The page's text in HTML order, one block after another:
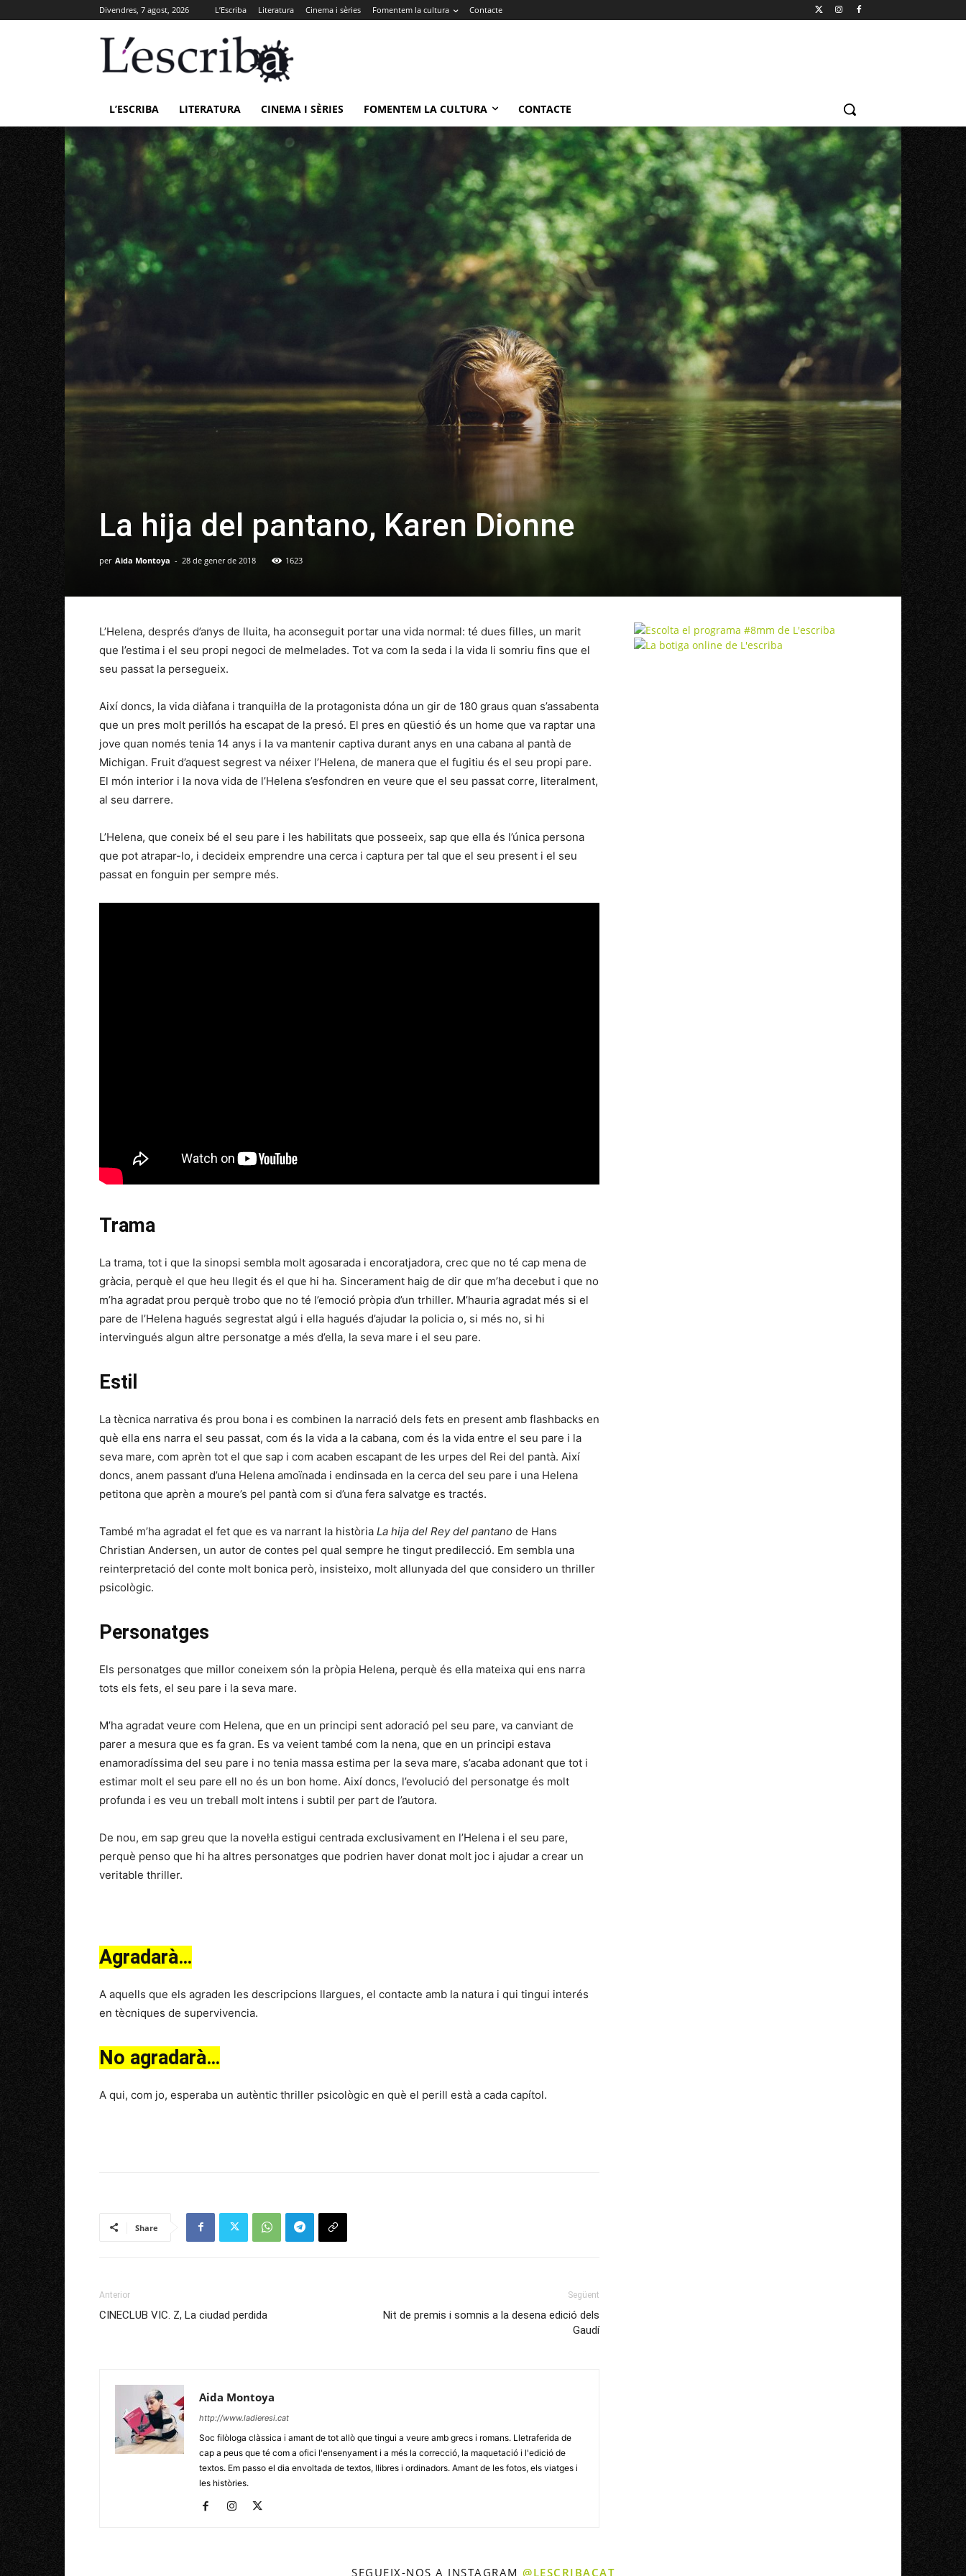
Divendres, 7 agost, 2026 L’Escriba Literatura Cinema i sèries Fomentem la cultura Contacte
L’ESCRIBA LITERATURA CINEMA I SÈRIES FOMENTEM LA CULTURA CONTACTE
La hija del pantano, Karen Dionne
per Aida Montoya - 28 de gener de 2018 1623
L’Helena, després d’anys de lluita, ha aconseguit portar una vida normal: té dues filles, un marit
que l’estima i el seu propi negoci de melmelades. Tot va com la seda i la vida li somriu fins que el
seu passat la persegueix.
Així doncs, la vida diàfana i tranquil·la de la protagonista dóna un gir de 180 graus quan s’assabenta
que un pres molt perillós ha escapat de la presó. El pres en qüestió és un home que va raptar una
jove quan només tenia 14 anys i la va mantenir captiva durant anys en una cabana al pantà de
Michigan. Fruit d’aquest segrest va néixer l’Helena, de manera que el fugitiu és el seu propi pare.
El món interior i la nova vida de l’Helena s’esfondren en veure que el seu passat corre, literalment,
al seu darrere.
L’Helena, que coneix bé el seu pare i les habilitats que posseeix, sap que ella és l’única persona
que pot atrapar-lo, i decideix emprendre una cerca i captura per tal que el seu present i el seu
passat en fonguin per sempre més.
Trama
La trama, tot i que la sinopsi sembla molt agosarada i encoratjadora, crec que no té cap mena de
gràcia, perquè el que heu llegit és el que hi ha. Sincerament haig de dir que m’ha decebut i que no
m’ha agradat prou perquè trobo que no té l’emoció pròpia d’un trhiller. M’hauria agradat més si el
pare de l’Helena hagués segrestat algú i ella hagués d’ajudar la policia o, si més no, si hi
intervingués algun altre personatge a més d’ella, la seva mare i el seu pare.
Estil
La tècnica narrativa és prou bona i es combinen la narració dels fets en present amb flashbacks en
què ella ens narra el seu passat, com és la vida a la cabana, com és la vida entre el seu pare i la
seva mare, com aprèn tot el que sap i com acaben escapant de les urpes del Rei del pantà. Així
doncs, anem passant d’una Helena amoïnada i endinsada en la cerca del seu pare i una Helena
petitona que aprèn a moure’s pel pantà com si d’una fera salvatge es tractés.
També m’ha agradat el fet que es va narrant la història La hija del Rey del pantano de Hans
Christian Andersen, un autor de contes pel qual sempre he tingut predilecció. Em sembla una
reinterpretació del conte molt bonica però, insisteixo, molt allunyada del que considero un thriller
psicològic.
Personatges
Els personatges que millor coneixem són la pròpia Helena, perquè és ella mateixa qui ens narra
tots els fets, el seu pare i la seva mare.
M’ha agradat veure com Helena, que en un principi sent adoració pel seu pare, va canviant de
parer a mesura que es fa gran. Es va veient també com la nena, que en un principi estava
enamoradíssima del seu pare i no tenia massa estima per la seva mare, s’acaba adonant que tot i
estimar molt el seu pare ell no és un bon home. Així doncs, l’evolució del personatge és molt
profunda i es veu un treball molt intens i subtil per part de l’autora.
De nou, em sap greu que la novel·la estigui centrada exclusivament en l’Helena i el seu pare,
perquè penso que hi ha altres personatges que podrien haver donat molt joc i ajudar a crear un
veritable thriller.
Agradarà…
A aquells que els agraden les descripcions llargues, el contacte amb la natura i qui tingui interés
en tècniques de supervivencia.
No agradarà…
A qui, com jo, esperaba un autèntic thriller psicològic en què el perill està a cada capítol.
Share
Anterior
CINECLUB VIC. Z, La ciudad perdida
Següent
Nit de premis i somnis a la desena edició dels
Gaudí
Aida Montoya
http://www.ladieresi.cat
Soc filòloga clàssica i amant de tot allò que tingui a veure amb grecs i romans. Lletraferida de
cap a peus que té com a ofici l'ensenyament i a més la correcció, la maquetació i l'edició de
textos. Em passo el dia envoltada de textos, llibres i ordinadors. Amant de les fotos, els viatges i
les històries.
SEGUEIX-NOS A INSTAGRAM @LESCRIBACAT